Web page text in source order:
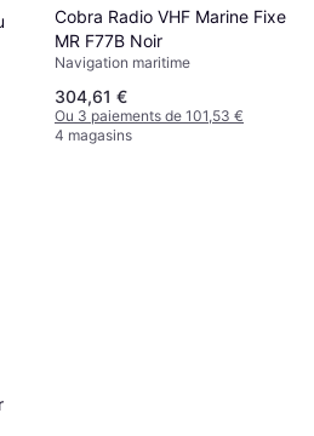
Navicom Pack VHF portable
RT411 PACK Chargeur
220Vcâble USB
Navigation maritime
139,37 €
Ou 3 paiements de 46,45 €
3 magasins
Cobra Radio VHF Marine Fixe
MR F77B Noir
Navigation maritime
304,61 €
Ou 3 paiements de 101,53 €
4 magasins